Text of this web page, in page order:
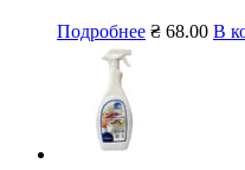
Подробнее ₴ 68.00 В